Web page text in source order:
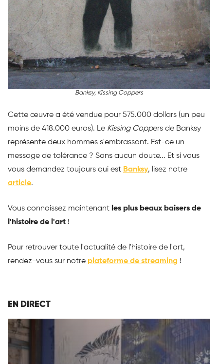
Banksy, Kissing Coppers
Cette œuvre a été vendue pour 575.000 dollars (un peu
moins de 418.000 euros). Le Kissing Coppers de Banksy
représente deux hommes s'embrassant. Est-ce un
message de tolérance ? Sans aucun doute... Et si vous
vous demandez toujours qui est Banksy, lisez notre
article.
Vous connaissez maintenant les plus beaux baisers de
l'histoire de l'art !
Pour retrouver toute l'actualité de l'histoire de l'art,
rendez-vous sur notre plateforme de streaming !
EN DIRECT